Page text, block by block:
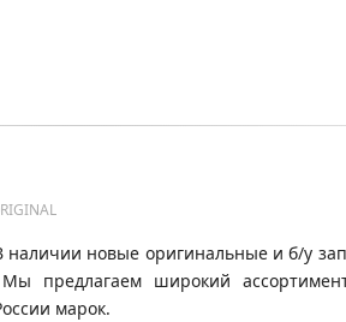
новые оригинальные и б/у
предлагаем широкий
марок.